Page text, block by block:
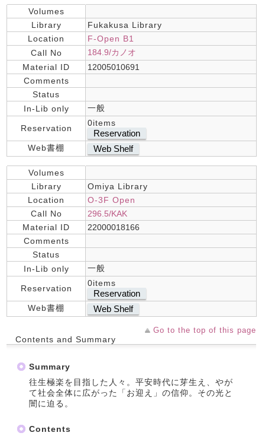
Volumes
Library
Fukakusa Library
Location
F-Open B1
Call No
184.9/カノオ
Material ID
12005010691
Comments
Status
In-Lib only
一般
Reservation
0items
Reservation
Web書棚 Web Shelf
Volumes
Library
Omiya Library
Location
O-3F Open
Call No
296.5/KAK
Material ID
22000018166
Comments
Status
In-Lib only
一般
Reservation
0items
Reservation
Web書棚 Web Shelf
Go to the top of this page
Contents and Summary
Summary
往生極楽を目指した人々。平安時代に芽生え、やが
て社会全体に広がった「お迎え」の信仰。その光と
闇に迫る。
Contents